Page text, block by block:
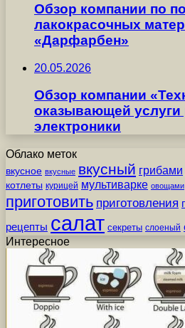
Обзор компании по
лакокрасочных
«Дарфарбен»
20.05.2026
Обзор компании
оказывающей услуги
электроники
Облако меток
вкусное вкусные вкусный грибами
котлеты курицей мультиварке овощами
приготовить приготовления
рецепты салат секреты слоеный
Интересное